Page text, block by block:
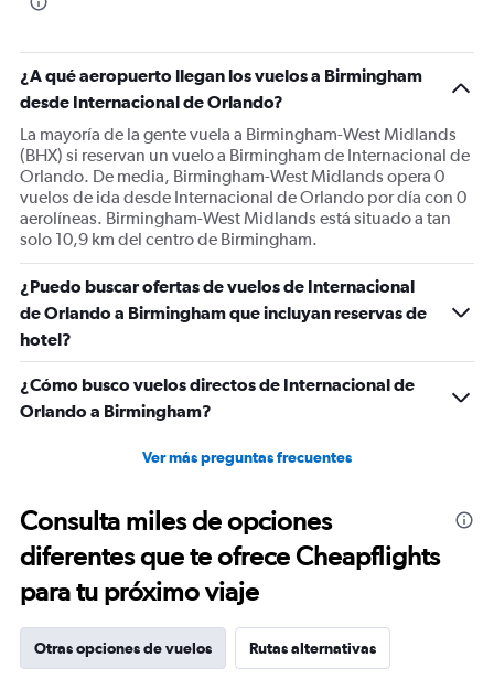
¿A qué aeropuerto llegan los vuelos a Birmingham
desde Internacional de Orlando?
La mayoría de la gente vuela a Birmingham-West Midlands
(BHX) si reservan un vuelo a Birmingham de Internacional de
Orlando. De media, Birmingham-West Midlands opera 0
vuelos de ida desde Internacional de Orlando por día con 0
aerolíneas. Birmingham-West Midlands está situado a tan
solo 10,9 km del centro de Birmingham.
¿Puedo buscar ofertas de vuelos de Internacional
de Orlando a Birmingham que incluyan reservas de
hotel?
¿Cómo busco vuelos directos de Internacional de
Orlando a Birmingham?
Ver más preguntas frecuentes
Consulta miles de opciones
diferentes que te ofrece Cheapflights
para tu próximo viaje
Otras opciones de vuelos Rutas alternativas